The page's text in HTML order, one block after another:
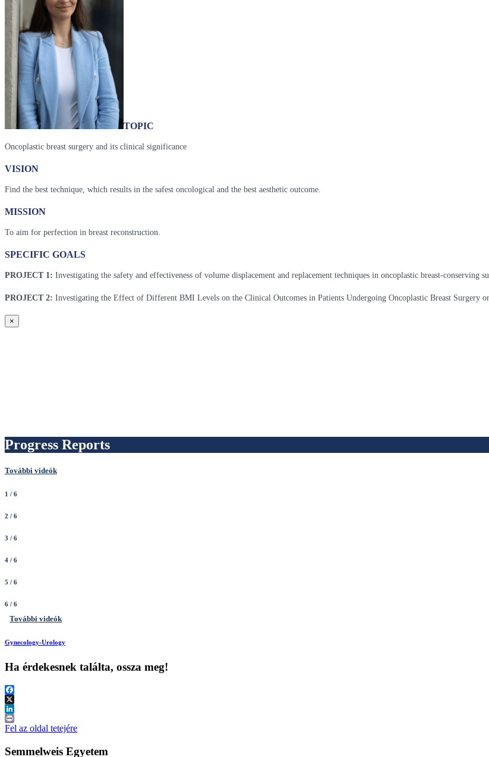
TOPIC
Oncoplastic breast surgery and its clinical significance
VISION
Find the best technique, which results in the safest oncological and the best aesthetic outcome.
MISSION
To aim for perfection in breast reconstruction.
SPECIFIC GOALS
PROJECT 1: Investigating the safety and effectiveness of volume displacement and replacement techniques in oncoplastic breast-conserving
PROJECT 2: Investigating the Effect of Different BMI Levels on the Clinical Outcomes in Patients Undergoing Oncoplastic Breast Surgery
×
Progress Reports
További videók
1 / 6
2 / 6
3 / 6
4 / 6
5 / 6
6 / 6
További videók
Gynecology-Urology
Ha érdekesnek találta, ossza meg!
Facebook
X
LinkedIn
Print
Fel az oldal tetejére
Semmelweis Egyetem